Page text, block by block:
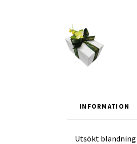
INFORMATION
Utsökt blandning